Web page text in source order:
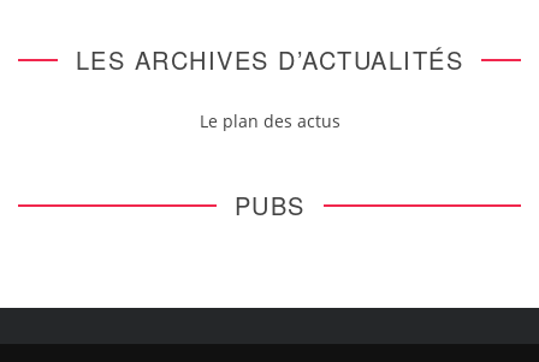
LES ARCHIVES D’ACTUALITÉS
Le plan des actus
PUBS